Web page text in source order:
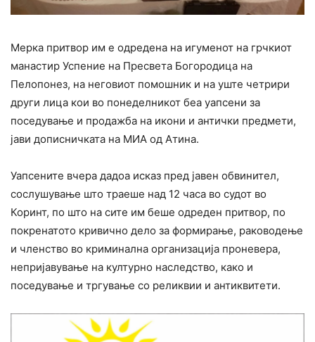
Мерка притвор им е одредена на игуменот на грчкиот
манастир Успение на Пресвета Богородица на
Пелопонез, на неговиот помошник и на уште четрири
други лица кои во понеделникот беа уапсени за
поседување и продажба на икони и антички предмети,
јави дописничката на МИА од Атина.
Уапсените вчера дадоа исказ пред јавен обвинител,
сослушување што траеше над 12 часа во судот во
Коринт, по што на сите им беше одреден притвор, по
покренатото кривично дело за формирање, раководење
и членство во криминална организација проневера,
непријавување на културно наследство, како и
поседување и тргување со реликвии и антиквитети.